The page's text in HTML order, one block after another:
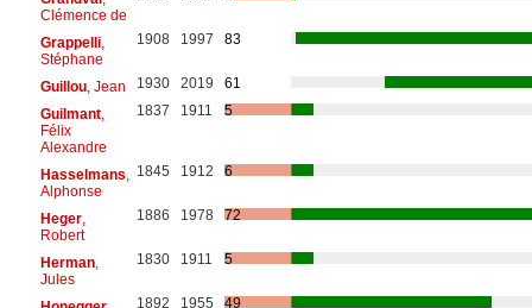
Clémence de
Grappelli,
Stéphane
1908 1997 83
Guillou, Jean 1930 2019
61
Guilmant,
Félix
Alexandre
1837 1911 5
Hasselmans
Alphonse
1845 1912 6
Heger,
Robert
1886 1978 72
Herman,
Jules
1830 1911 5
1892 1955 49